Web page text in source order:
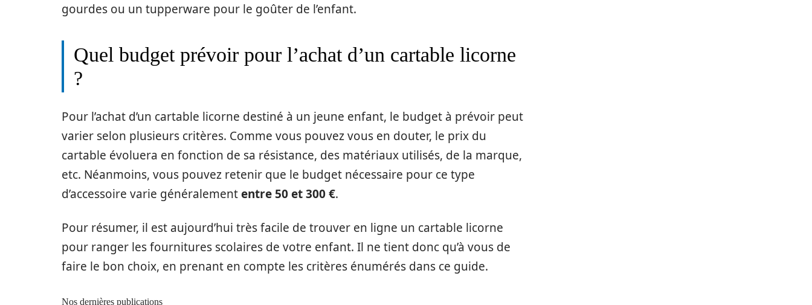
gourdes ou un tupperware pour le goûter de l’enfant.
Quel budget prévoir pour l’achat d’un cartable licorne
?
Pour l’achat d’un cartable licorne destiné à un jeune enfant, le budget à prévoir peut
varier selon plusieurs critères. Comme vous pouvez vous en douter, le prix du
cartable évoluera en fonction de sa résistance, des matériaux utilisés, de la marque,
etc. Néanmoins, vous pouvez retenir que le budget nécessaire pour ce type
d’accessoire varie généralemententre 50 et 300 €.
Pour résumer, il est aujourd’hui très facile de trouver en ligne un cartable licorne
pour ranger les fournitures scolaires de votre enfant. Il ne tient donc qu’à vous de
faire le bon choix, en prenant en compte les critères énumérés dans ce guide.
Nos dernières publications